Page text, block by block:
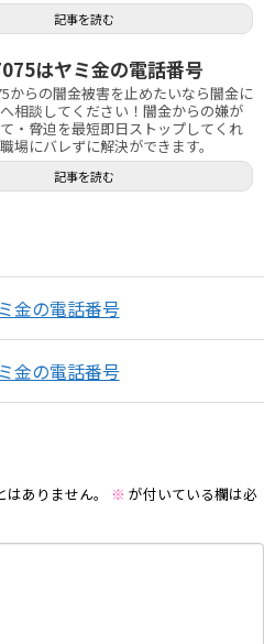
記事を読む
はヤミ金の電話番号
からの闇金被害を止めたいなら闇金に
相談してください！闇金からの嫌が
・脅迫を最短即日ストップしてくれ
場にバレずに解決ができます。
記事を読む
金の電話番号
金の電話番号
ありません。 ※ が付いている欄は必